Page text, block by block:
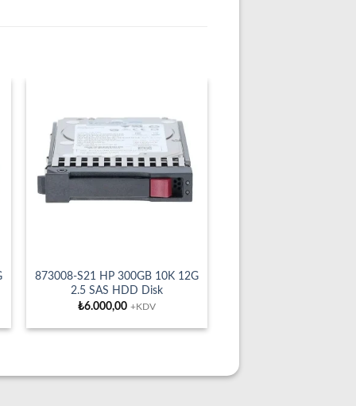
873008-S21 HP 300GB 10K 12G
2.5 SAS HDD Disk
₺6.000,00 +KDV